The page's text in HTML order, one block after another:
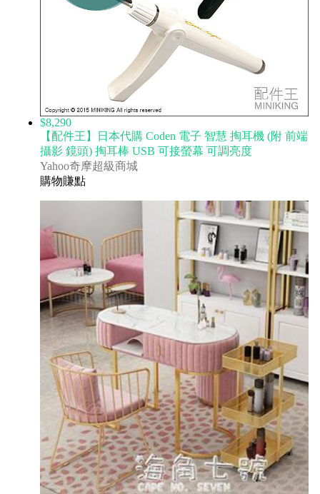
$8,290
【配件王】日本代購 Coden 電子 智慧 掏耳機 (附 前端
攝影 鏡頭) 掏耳棒 USB 可接螢幕 可調亮度
Yahoo奇摩超級商城
購物賺點